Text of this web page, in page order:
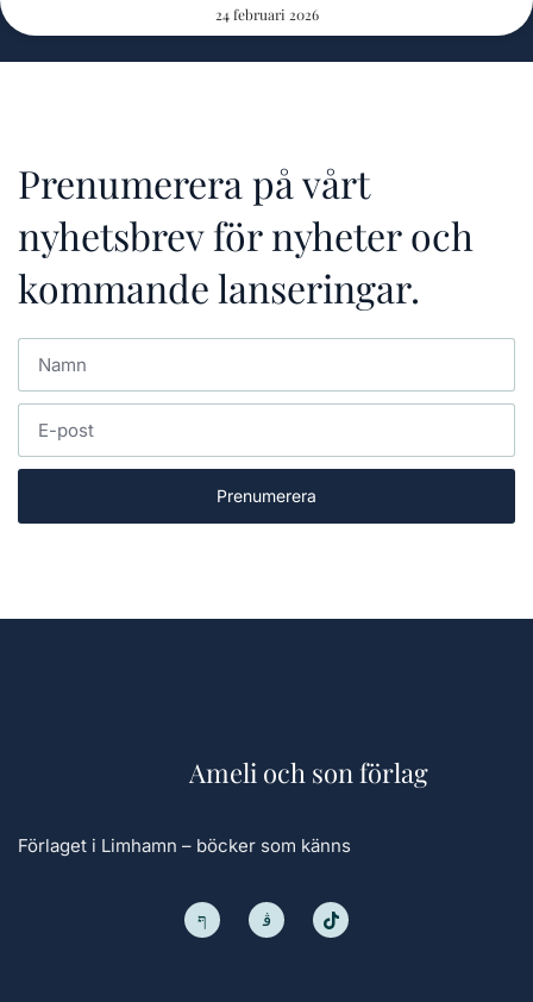
24 februari 2026
Prenumerera på vårt
nyhetsbrev för nyheter och
kommande lanseringar.
Prenumerera
Ameli och son förlag
Förlaget i Limhamn – böcker som känns